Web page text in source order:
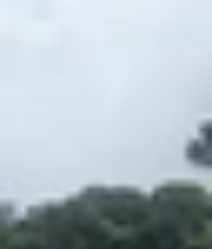
gọi đã xóa